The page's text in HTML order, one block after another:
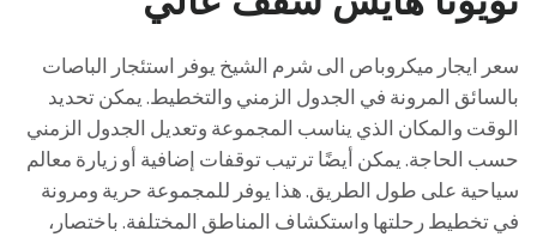
سعر ايجار ميكروباص الى شرم الشيخ يوفر استئجار الباصات
بالسائق المرونة في الجدول الزمني والتخطيط. يمكن تحديد
الوقت والمكان الذي يناسب المجموعة وتعديل الجدول الزمني
حسب الحاجة. يمكن أيضًا ترتيب توقفات إضافية أو زيارة معالم
سياحية على طول الطريق. هذا يوفر للمجموعة حرية ومرونة
في تخطيط رحلتها واستكشاف المناطق المختلفة. باختصار،